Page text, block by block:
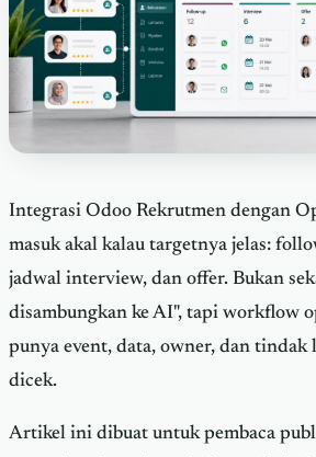
Integrasi Odoo Rekrutmen dengan
masuk akal kalau targetnya jelas:
jadwal interview, dan offer. Bukan
disambungkan ke AI", tapi workflow
punya event, data, owner, dan tindak
dicek.
Artikel ini dibuat untuk pembaca